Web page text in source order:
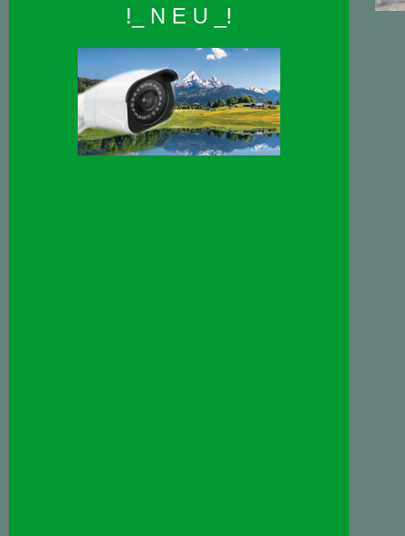
!_ N E U _!